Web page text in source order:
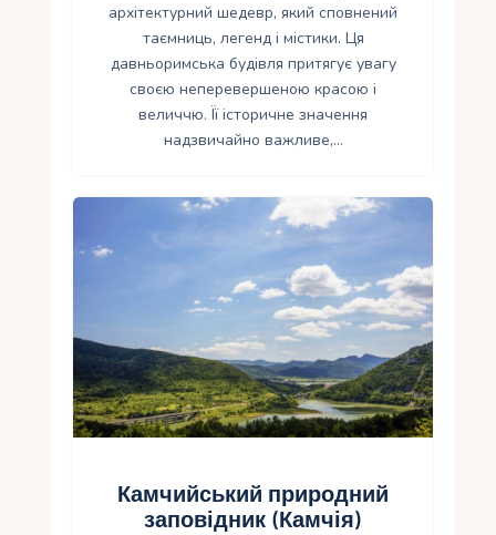
архітектурний шедевр, який сповнений
таємниць, легенд і містики. Ця
давньоримська будівля притягує увагу
своєю неперевершеною красою і
величчю. Її історичне значення
надзвичайно важливе,…
Камчийський природний
заповідник (Камчія)